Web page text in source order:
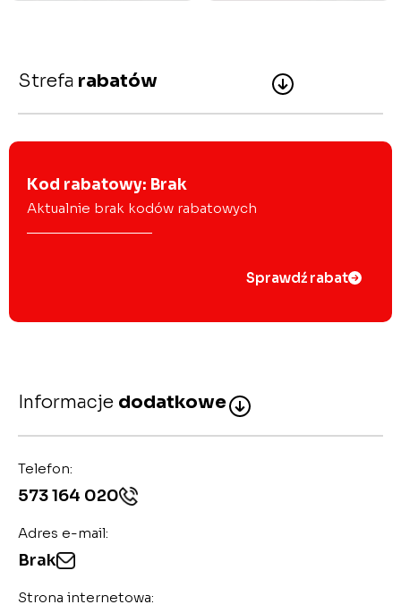
Strefa rabatów
Kod rabatowy: Brak
Aktualnie brak kodów rabatowych
Sprawdź rabat
Informacje dodatkowe
Telefon:
573 164 020
Adres e-mail:
Brak
Strona internetowa: